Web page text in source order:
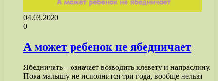
04.03.2020
0
А может ребенок не ябедничает
Ябедничать – означает возводить клевету и напраслину.
Пока малышу не исполнится три года, вообще нельзя